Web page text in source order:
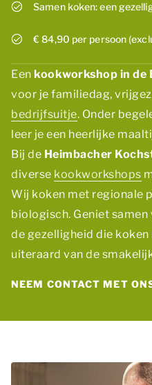
Samen koken: een
€ 84,90 per persoon
Een kookworkshop in de
voor je familiedag,
bedrijfsuitje. Onder
leer je een heerlijke
Bij de Heimbacher
diverse kookworkshops
Wij koken met regionale
biologisch. Geniet
de gezelligheid die
uiteraard van de
NEEM CONTACT MET